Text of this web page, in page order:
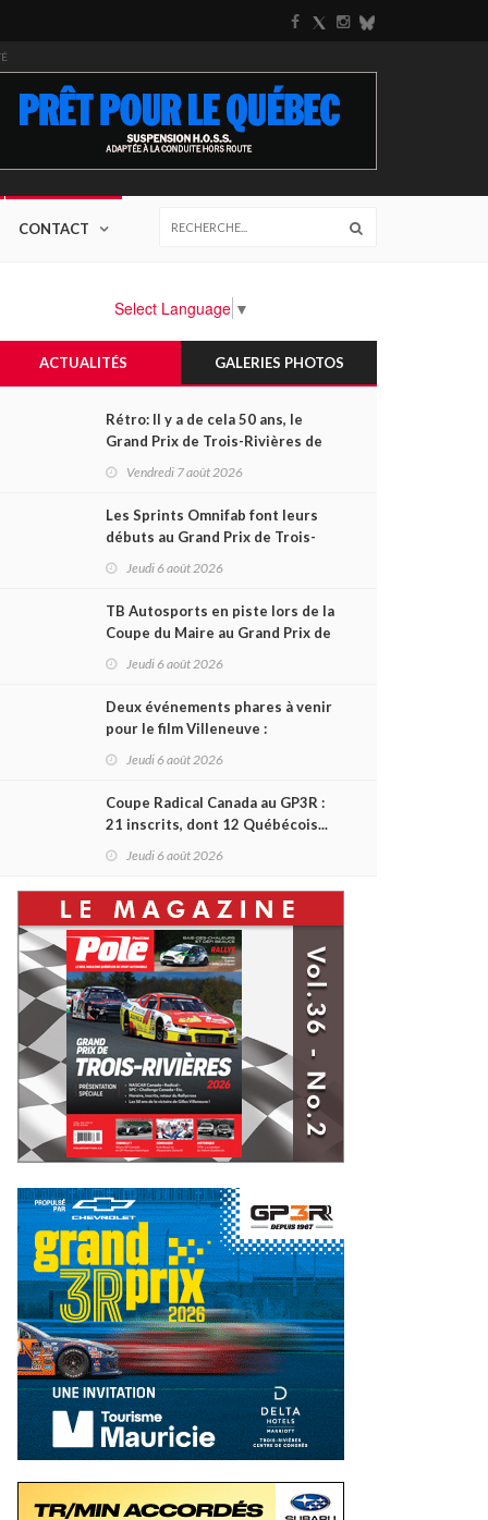
CONTACT
Select Language ▼
ACTUALITÉS GALERIES PHOTOS
Rétro: Il y a de cela 50 ans, le
Grand Prix de Trois-Rivières de
1976
Vendredi 7 août 2026
Les Sprints Omnifab font leurs
débuts au Grand Prix de Trois-
Rivières avec un format inspiré
Jeudi 6 août 2026
TB Autosports en piste lors de la
Coupe du Maire au Grand Prix de
Trois-Rivières
Jeudi 6 août 2026
Deux événements phares à venir
pour le film Villeneuve :
L'ascension d'une légende (+
Jeudi 6 août 2026
Coupe Radical Canada au GP3R :
21 inscrits, dont 12 Québécois...
et un premier gain d'Antoine
Jeudi 6 août 2026